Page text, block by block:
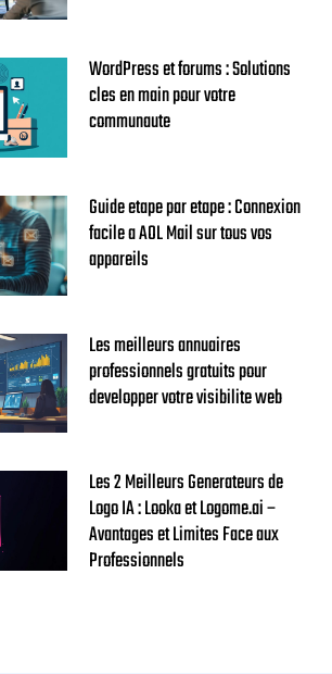
WordPress et forums : Solutions
cles en main pour votre
communaute
Guide etape par etape : Connexion
facile a AOL Mail sur tous vos
appareils
Les meilleurs annuaires
professionnels gratuits pour
developper votre visibilite web
Les 2 Meilleurs Generateurs de
Logo IA : Looka et Logome.ai –
Avantages et Limites Face aux
Professionnels